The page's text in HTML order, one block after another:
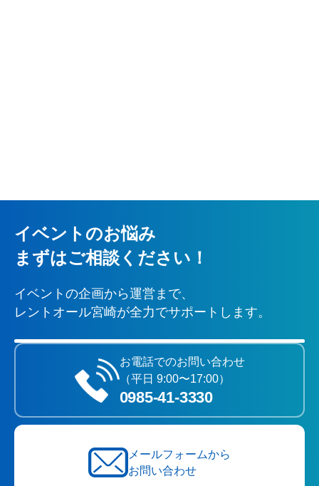
イベントのお悩み
まずはご相談ください！
イベントの企画から運営まで、
レントオール宮崎が全力でサポートします。
お電話でのお問い合わせ
（平日 9:00〜17:00）
0985‐41‐3330
メールフォームから
お問い合わせ